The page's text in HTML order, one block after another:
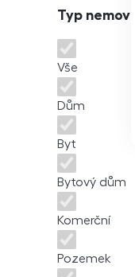
Typ
Typ
Vše
Dům
Byt
Bytový dům
Komerční
Pozemek